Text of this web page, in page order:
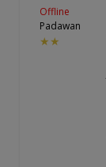
Offline
Padawan
★★